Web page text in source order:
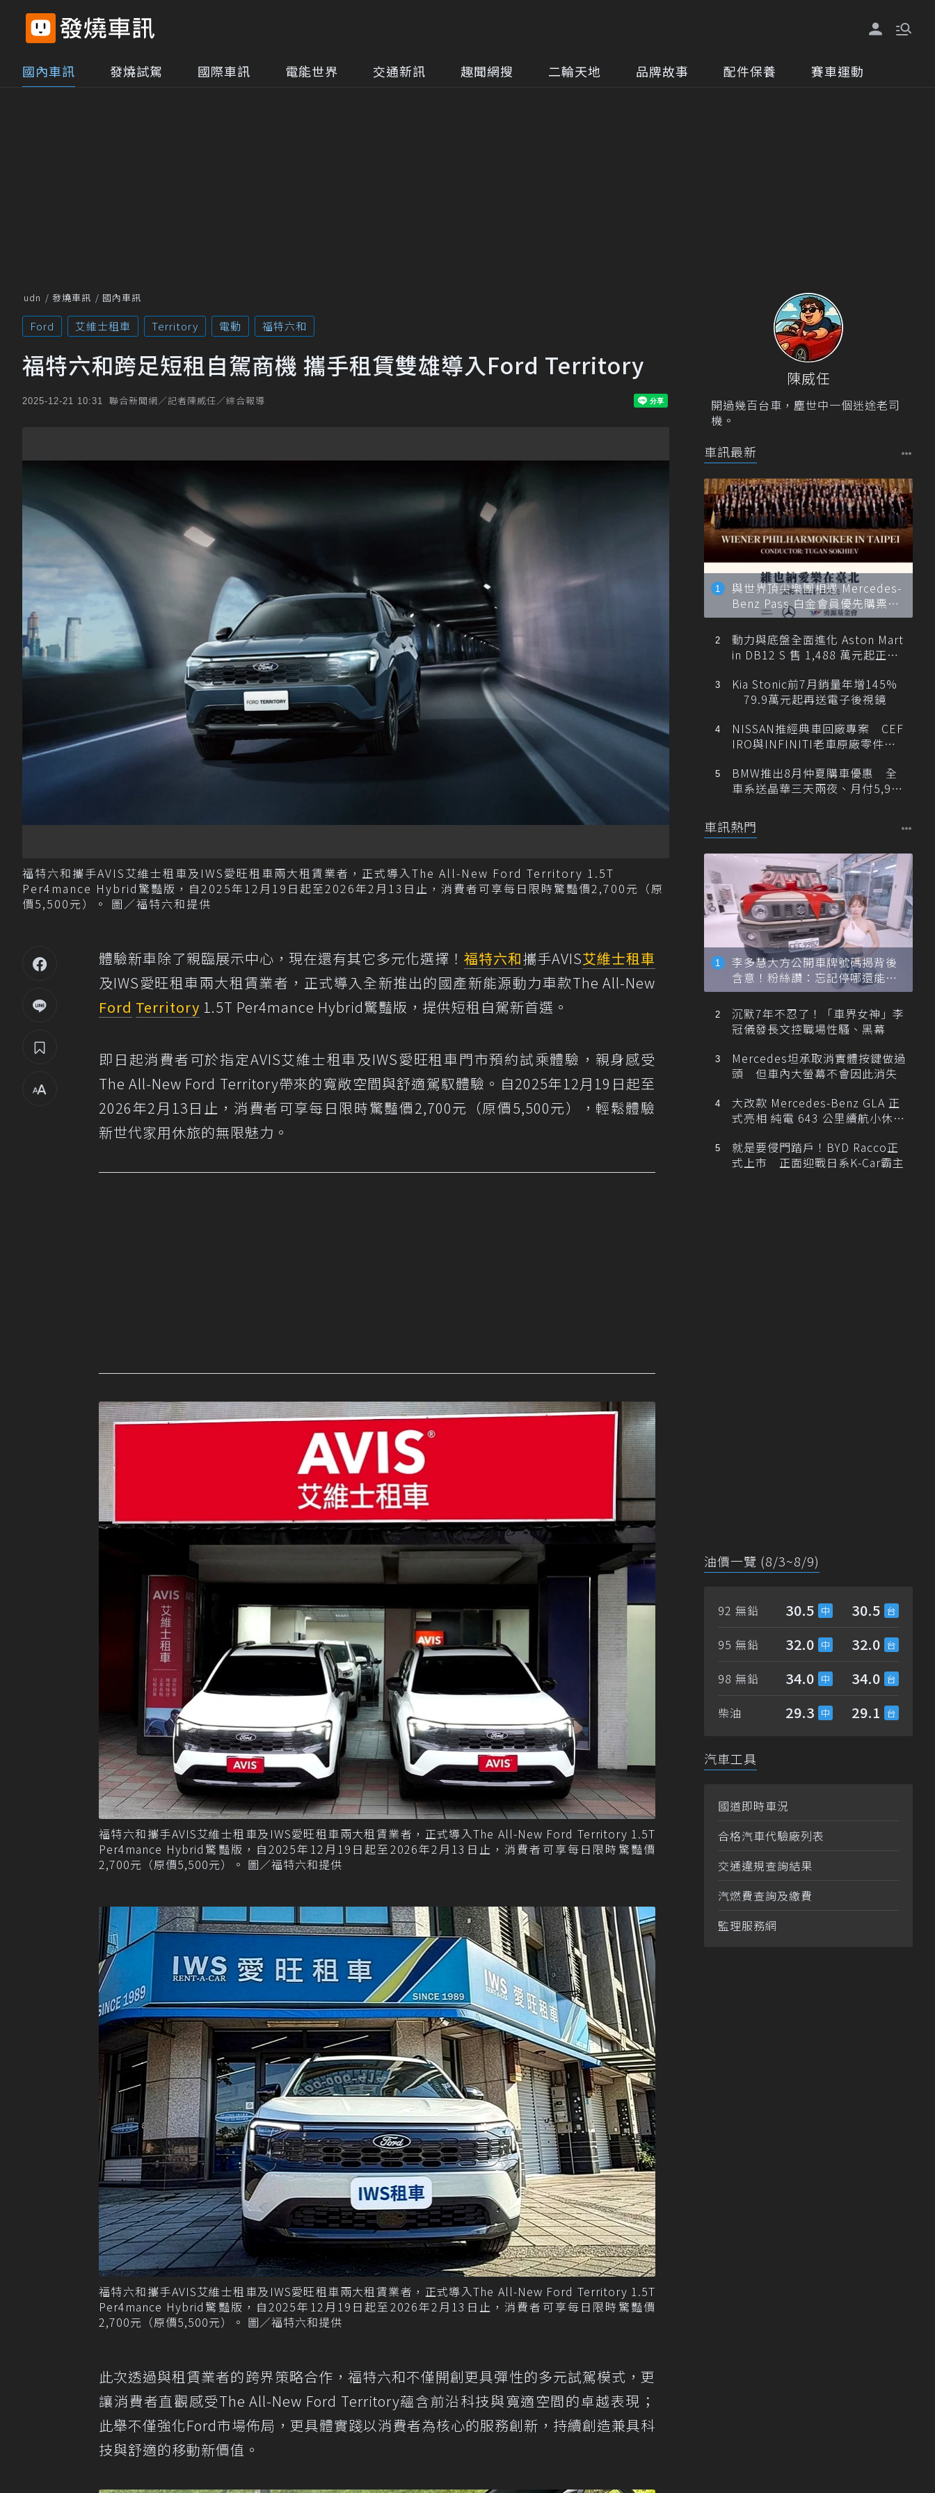
國內車訊 發燒試駕 國際車訊 電能世界 交通新訊 趣聞網搜 二輪天地 品牌故事 配件保養 賽車運動
udn 發燒車訊 國內車訊
Ford 艾維士租車 Territory 電動 福特六和
福特六和跨足短租自駕商機 攜手租賃雙雄導入Ford Territory
2025-12-21 10:31 聯合新聞網／記者陳威任／綜合報導
福特六和攜手AVIS艾維士租車及IWS愛旺租車兩大租賃業者，正式導入The All-New Ford Territory 1.5T
Per4mance Hybrid驚豔版，自2025年12月19日起至2026年2月13日止，消費者可享每日限時驚豔價2,700元（原
價5,500元）。 圖／福特六和提供
體驗新車除了親臨展示中心，現在還有其它多元化選擇！ 福特六和攜手AVIS艾維士租車
及IWS愛旺租車兩大租賃業者，正式導入全新推出的國產新能源動力車款The All-New
Ford Territory 1.5T Per4mance Hybrid驚豔版，提供短租自駕新首選。
即日起消費者可於指定AVIS艾維士租車及IWS愛旺租車門市預約試乘體驗，親身感受
The All-New Ford Territory帶來的寬敞空間與舒適駕馭體驗。自2025年12月19日起至
2026年2月13日止，消費者可享每日限時驚豔價2,700元（原價5,500元），輕鬆體驗
新世代家用休旅的無限魅力。
福特六和攜手AVIS艾維士租車及IWS愛旺租車兩大租賃業者，正式導入The All-New Ford Territory 1.5T
Per4mance Hybrid驚豔版，自2025年12月19日起至2026年2月13日止，消費者可享每日限時驚豔價
2,700元（原價5,500元）。 圖／福特六和提供
福特六和攜手AVIS艾維士租車及IWS愛旺租車兩大租賃業者，正式導入The All-New Ford Territory 1.5T
Per4mance Hybrid驚豔版，自2025年12月19日起至2026年2月13日止，消費者可享每日限時驚豔價
2,700元（原價5,500元）。 圖／福特六和提供
此次透過與租賃業者的跨界策略合作，福特六和不僅開創更具彈性的多元試駕模式，更
讓消費者直觀感受The All-New Ford Territory蘊含前沿科技與寬適空間的卓越表現；
此舉不僅強化Ford市場佈局，更具體實踐以消費者為核心的服務創新，持續創造兼具科
技與舒適的移動新價值。
陳威任
開過幾百台車，塵世中一個迷途老司
機。
車訊最新
與世界頂尖樂團相遇 Mercedes-
Benz Pass 白金會員優先購票維
也納愛樂
動力與底盤全面進化 Aston Mart
in DB12 S 售 1,488 萬元起正式
Kia Stonic前7月銷量年增145%
79.9萬元起再送電子後視鏡
NISSAN推經典車回廠專案 CEF
IRO與INFINITI老車原廠零件最
BMW推出8月仲夏購車優惠 全
車系送晶華三天兩夜、月付5,900
車訊熱門
李多慧大方公開車牌號碼揭背後
含意！粉絲讚：忘記停哪還能幫
忙找車
沉默7年不忍了！「車界女神」李
冠儀發長文控職場性騷、黑幕
Mercedes坦承取消實體按鍵做過
頭 但車內大螢幕不會因此消失
大改款 Mercedes-Benz GLA 正
式亮相 純電 643 公里續航小休
就是要侵門踏戶！BYD Racco正
式上市 正面迎戰日系K-Car霸主
油價一覽 (8/3~8/9)
92 無鉛 30.5 30.5
95 無鉛 32.0 32.0
98 無鉛 34.0 34.0
柴油 29.3 29.1
汽車工具
國道即時車況
合格汽車代驗廠列表
交通違規查詢結果
汽燃費查詢及繳費
監理服務網